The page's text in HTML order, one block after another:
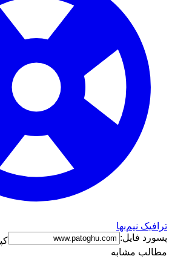
ترافیک نیم‌بها
پسورد فایل:
مطالب مشابه